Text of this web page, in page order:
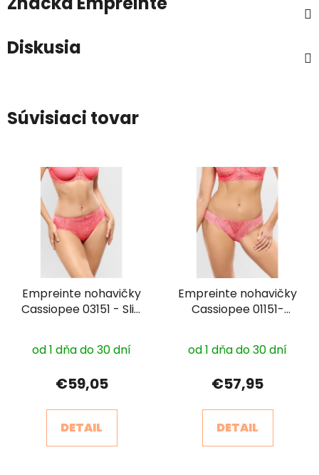
Diskusia
Súvisiaci tovar
Empreinte nohavičky
Cassiopee 03151 - Slip
od 1 dňa do 30 dní
€59,05
DETAIL
Empreinte nohavičky
Cassiopee 01151-
od 1 dňa do 30 dní
€57,95
DETAIL